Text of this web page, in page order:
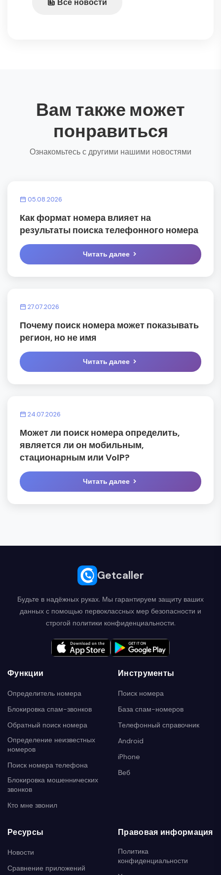
Все новости
Вам также может
понравиться
Ознакомьтесь с другими нашими новостями
05.08.2026
Как формат номера влияет на
результаты поиска телефонного номера
Читать далее
27.07.2026
Почему поиск номера может показывать
регион, но не имя
Читать далее
24.07.2026
Может ли поиск номера определить,
является ли он мобильным,
стационарным или VoIP?
Читать далее
Getcaller
Будьте в надёжных руках. Мы гарантируем защиту ваших
данных с помощью первоклассных мер безопасности и
строгой политики конфиденциальности.
Функции
Определитель номера
Блокировка спам-звонков
Обратный поиск номера
Определение неизвестных
номеров
Поиск номера телефона
Блокировка мошеннических
звонков
Кто мне звонил
Инструменты
Поиск номера
База спам-номеров
Телефонный справочник
Android
iPhone
Веб
Ресурсы
Новости
Сравнение приложений
Правовая информация
Политика
конфиденциальности